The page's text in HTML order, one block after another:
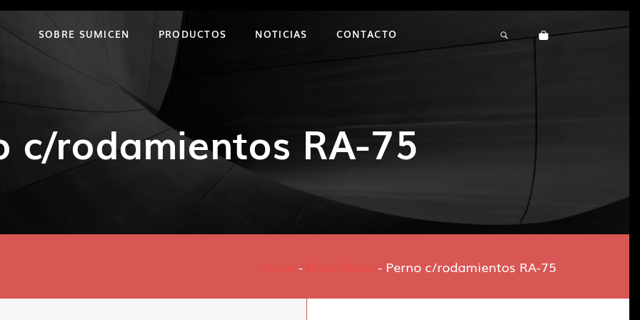
SOBRE SUMICEN PRODUCTOS NOTICIAS CONTACTO
c/rodamientos RA-75
- - Perno c/rodamientos RA-75